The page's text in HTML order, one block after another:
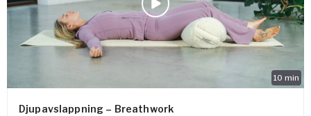
10 min
Djupavslappning – Breathwork